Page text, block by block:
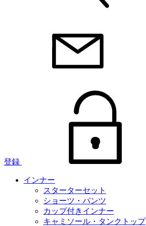
登録
インナー
スターターセット
ショーツ・パンツ
カップ付きインナー
キャミソール・タンクトップ